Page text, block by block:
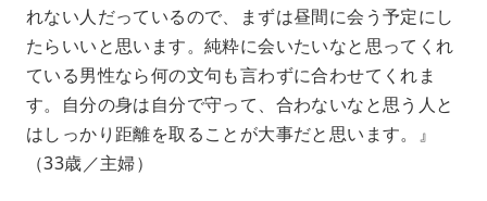
れない人だっているので、まずは昼間に会う予定にし
たらいいと思います。純粋に会いたいなと思ってくれ
ている男性なら何の文句も言わずに合わせてくれま
す。自分の身は自分で守って、合わないなと思う人と
はしっかり距離を取ることが大事だと思います。』
（33歳／主婦）